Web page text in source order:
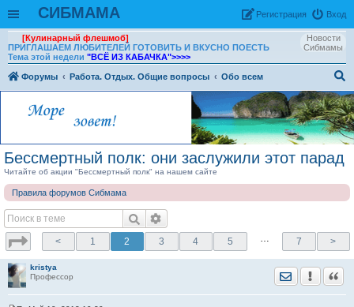
СИБМАМА Вход
Рeгиcтpaция
Новости
Сибмамы
[Кулинарный флешмоб]
ПРИГЛАШАЕМ ЛЮБИТЕЛЕЙ ГОТОВИТЬ И ВКУСНО ПОЕСТЬ
Тема этой недели "ВСЁ ИЗ КАБАЧКА">>>>
Форумы Работа. Отдых. Общие вопросы
Обо всем
ои
ск
Бессмертный полк: они заслужили этот парад
Читайте об акции "Бессмертный полк" на нашем сайте
Правила форумов Сибмама
< 1 2 3 4 5 … 7 >
kristya
Профессор
Отправить